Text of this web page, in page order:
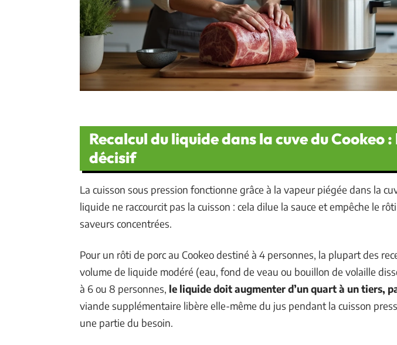
Recalcul du liquide dans la cuve du Cookeo
décisif
La cuisson sous pression fonctionne grâce à la vapeur piégée dans la
liquide ne raccourcit pas la cuisson : cela dilue la sauce et empêche le
saveurs concentrées.
Pour un rôti de porc au Cookeo destiné à 4 personnes, la plupart des
volume de liquide modéré (eau, fond de veau ou bouillon de volaille
à 6 ou 8 personnes, le liquide doit augmenter d’un quart à un tiers,
viande supplémentaire libère elle-même du jus pendant la cuisson
une partie du besoin.